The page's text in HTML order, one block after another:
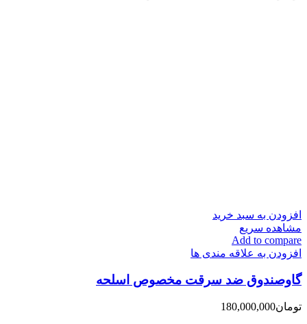
افزودن به سبد خرید
مشاهده سریع
Add to compare
افزودن به علاقه مندی ها
گاوصندوق ضد سرقت مخصوص اسلحه
تومان180,000,000